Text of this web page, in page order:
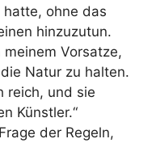
ohne das
hinzuzutun.
Vorsatze,
Natur zu halten.
reich, und sie
Künstler.“
der Regeln,